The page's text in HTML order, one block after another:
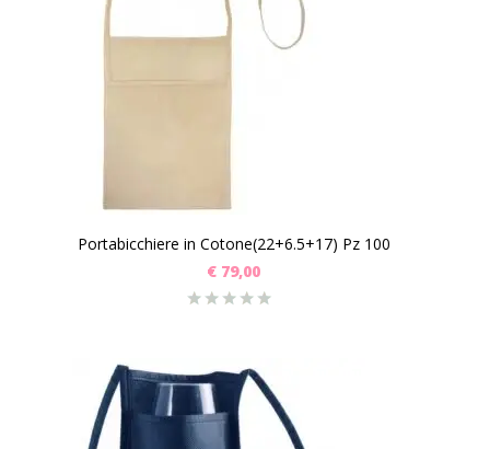
Portabicchiere in Cotone(22+6.5+17) Pz 100
€ 79,00